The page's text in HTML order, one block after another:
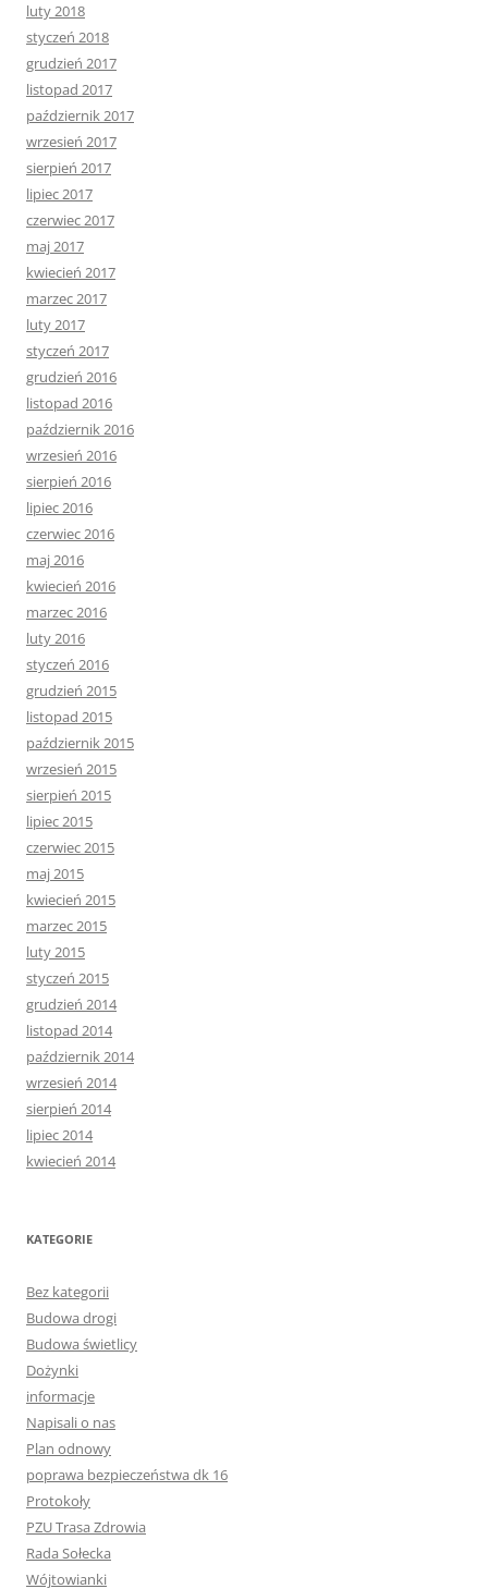
luty 2018
styczeń 2018
grudzień 2017
listopad 2017
październik 2017
wrzesień 2017
sierpień 2017
lipiec 2017
czerwiec 2017
maj 2017
kwiecień 2017
marzec 2017
luty 2017
styczeń 2017
grudzień 2016
listopad 2016
październik 2016
wrzesień 2016
sierpień 2016
lipiec 2016
czerwiec 2016
maj 2016
kwiecień 2016
marzec 2016
luty 2016
styczeń 2016
grudzień 2015
listopad 2015
październik 2015
wrzesień 2015
sierpień 2015
lipiec 2015
czerwiec 2015
maj 2015
kwiecień 2015
marzec 2015
luty 2015
styczeń 2015
grudzień 2014
listopad 2014
październik 2014
wrzesień 2014
sierpień 2014
lipiec 2014
kwiecień 2014
KATEGORIE
Bez kategorii
Budowa drogi
Budowa świetlicy
Dożynki
informacje
Napisali o nas
Plan odnowy
poprawa bezpieczeństwa dk 16
Protokoły
PZU Trasa Zdrowia
Rada Sołecka
Wójtowianki